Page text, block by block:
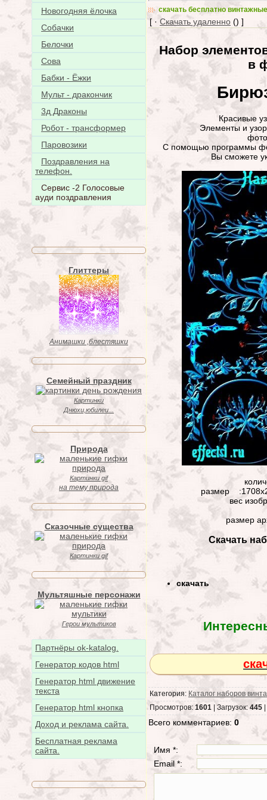
Новогодняя ёлочка
Собачки
Белочки
Сова
Бабки - Ёжки
Мульт - дракончик
3д Драконы
Робот - трансформер
Паровозики
Поздравления на
телефон.
Сервис -2 Голосовые
ауди поздравления
Глиттеры
Анимашки ,блестяшки
Семейный праздник
Картинки
Днюхи,юбилеи...
Природа
Картинки gif
на тему природа
Сказочные существа
Картинки gif
Мультяшные персонажи
Герои мультиков
Партнёры ok-katalog.
Генератор кодов html
Генератор html движение
текста
Генератор html кнопка
Доход и реклама сайта.
Бесплатная реклама
сайта.
скачать бесплатно
[ · Скачать удаленно () ]
Набор
в
Красивые
Элементы и
С помощью программы
Вы сможете
размер
вес
размер
Скачать
скачать
Категория: Каталог наборов
Просмотров: 1601 | Загрузок: 445
Всего комментариев: 0
Имя *:
Email *: